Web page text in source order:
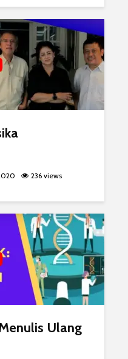
236 views
Ulang